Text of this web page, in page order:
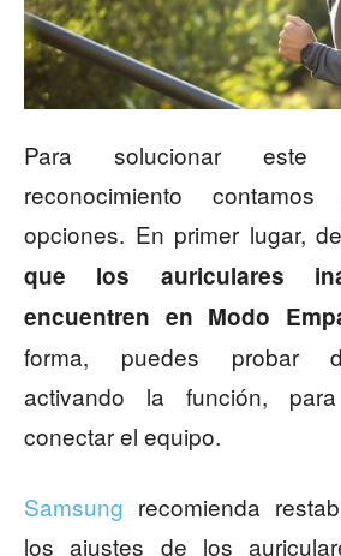
Para solucionar este
reconocimiento
opciones. En primer lugar,
que los auriculares
encuentren en Modo
forma, puedes probar
activando la función,
conectar el equipo.
Samsung recomienda
los ajustes de los